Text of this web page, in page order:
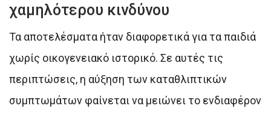
χαμηλότερου κινδύνου
Τα αποτελέσματα ήταν διαφορετικά για τα παιδιά
χωρίς οικογενειακό ιστορικό. Σε αυτές τις
περιπτώσεις, η αύξηση των καταθλιπτικών
συμπτωμάτων φαίνεται να μειώνει το ενδιαφέρον